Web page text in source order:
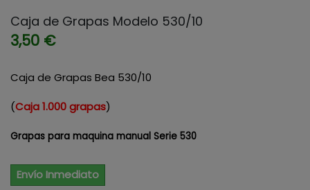
Caja de Grapas Modelo 530/10
3,50 €
Caja de Grapas Bea 530/10
(Caja 1.000 grapas)
Grapas para maquina manual Serie 530
Envío Inmediato